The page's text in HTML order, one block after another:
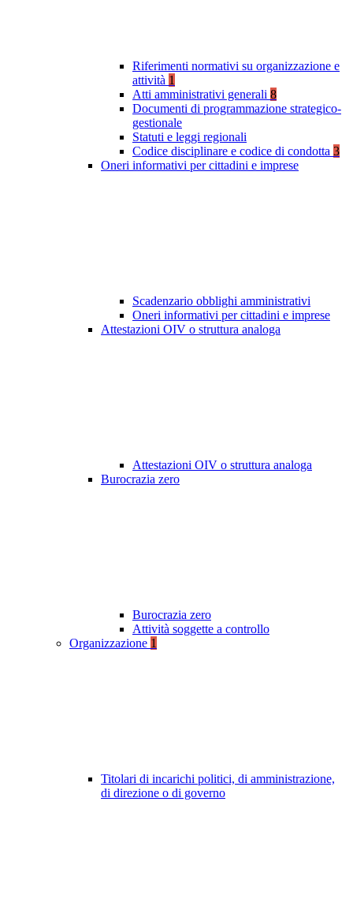
Riferimenti normativi su organizzazione e
attività 1
Atti amministrativi generali 8
Documenti di programmazione strategico-
gestionale
Statuti e leggi regionali
Codice disciplinare e codice di condotta 3
Oneri informativi per cittadini e imprese
Scadenzario obblighi amministrativi
Oneri informativi per cittadini e imprese
Attestazioni OIV o struttura analoga
Attestazioni OIV o struttura analoga
Burocrazia zero
Burocrazia zero
Attività soggette a controllo
Organizzazione 1
Titolari di incarichi politici, di amministrazione,
di direzione o di governo